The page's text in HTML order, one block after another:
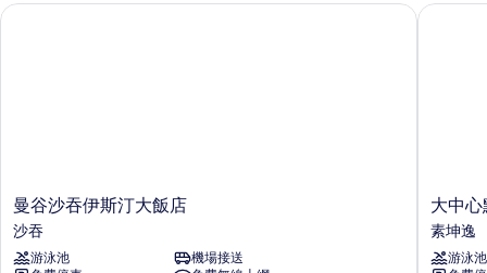
情
曼
谷
沙
吞
曼谷沙吞伊斯汀大飯店
沙吞
游泳池
機場接送
曼谷沙吞伊斯汀大飯店
大
中
心
點
大中心
素坤逸
游泳池
大中心